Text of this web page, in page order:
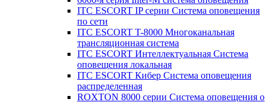
ITC ESCORT IP серии Система оповещения
по сети
ITC ESCORT T-8000 Многоканальная
трансляционная система
ITC ESCORT Интеллектуальная Система
оповещения локальная
ITC ESCORT Кибер Система оповещения
распределенная
ROXTON 8000 серии Система оповещения о